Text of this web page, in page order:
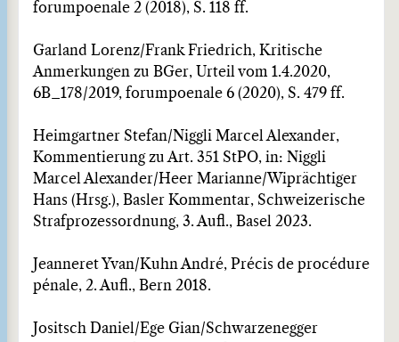
forumpoenale 2 (2018), S. 118 ff.
Garland Lorenz/Frank Friedrich, Kritische
Anmerkungen zu BGer, Urteil vom 1.4.2020,
6B_178/2019, forumpoenale 6 (2020), S. 479 ff.
Heimgartner Stefan/Niggli Marcel Alexander,
Kommentierung zu Art. 351 StPO, in: Niggli
Marcel Alexander/Heer Marianne/Wiprächtiger
Hans (Hrsg.), Basler Kommentar, Schweizerische
Strafprozessordnung, 3. Aufl., Basel 2023.
Jeanneret Yvan/Kuhn André, Précis de procédure
pénale, 2. Aufl., Bern 2018.
Jositsch Daniel/Ege Gian/Schwarzenegger